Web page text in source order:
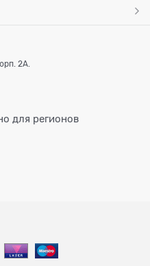
2А.
для регионов